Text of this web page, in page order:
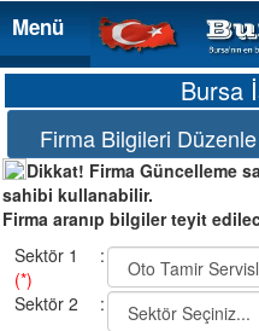
Menü
Menü
Bursa
Firma Bilgileri Düzenle
Dikkat! Firma Güncelleme
sahibi kullanabilir.
Firma aranıp bilgiler teyit
Sektör 1
(*)
:
Sektör 2
: